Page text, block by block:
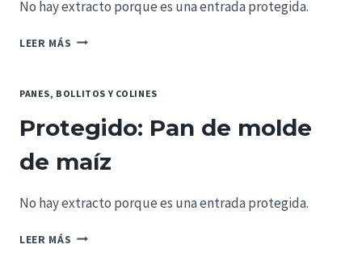
No hay extracto porque es una entrada protegida.
LEER MÁS PROTEGIDO:
PANES, BOLLITOS Y COLINES
Protegido: Pan de molde
de maíz
No hay extracto porque es una entrada protegida.
LEER MÁS PROTEGIDO: